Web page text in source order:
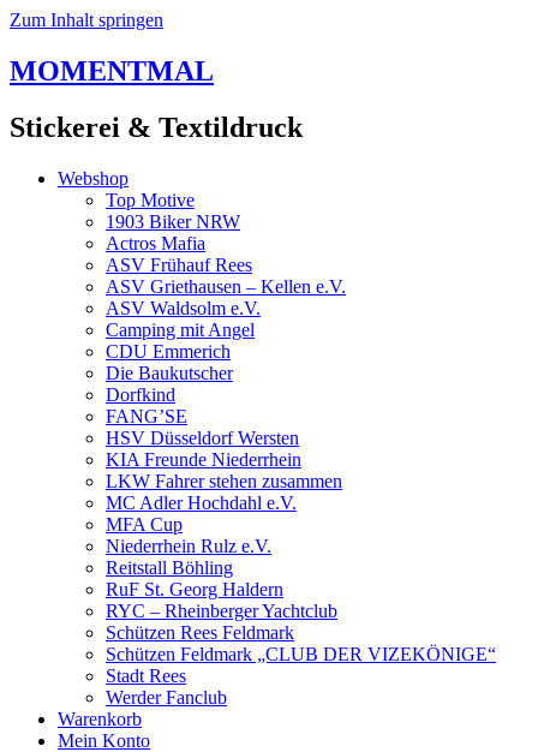
Zum Inhalt springen
MOMENTMAL
Stickerei & Textildruck
Webshop
Top Motive
1903 Biker NRW
Actros Mafia
ASV Frühauf Rees
ASV Griethausen – Kellen e.V.
ASV Waldsolm e.V.
Camping mit Angel
CDU Emmerich
Die Baukutscher
Dorfkind
FANG’SE
HSV Düsseldorf Wersten
KIA Freunde Niederrhein
LKW Fahrer stehen zusammen
MC Adler Hochdahl e.V.
MFA Cup
Niederrhein Rulz e.V.
Reitstall Böhling
RuF St. Georg Haldern
RYC – Rheinberger Yachtclub
Schützen Rees Feldmark
Schützen Feldmark „CLUB DER VIZEKÖNIGE“
Stadt Rees
Werder Fanclub
Warenkorb
Mein Konto